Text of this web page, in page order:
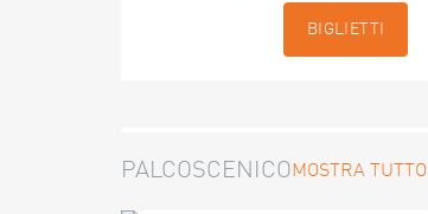
BIGLIETTI
PALCOSCENICOMOSTRA TUTTO